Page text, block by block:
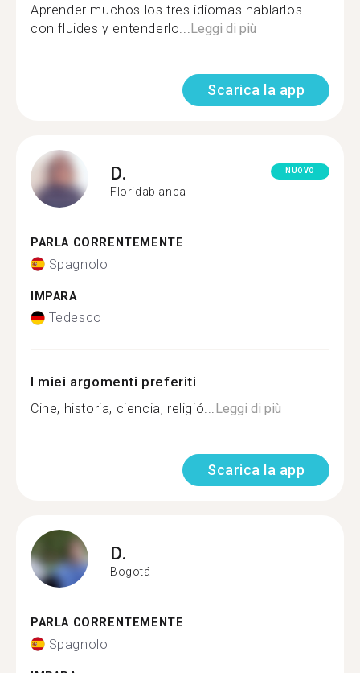
Aprender muchos los tres idiomas hablarlos
con fluides y entenderlo...Leggi di più
Scarica la app
D.
Floridablanca
NUOVO
PARLA CORRENTEMENTE
Spagnolo
IMPARA
Tedesco
I miei argomenti preferiti
Cine, historia, ciencia, religió...Leggi di più
Scarica la app
D.
Bogotá
PARLA CORRENTEMENTE
Spagnolo